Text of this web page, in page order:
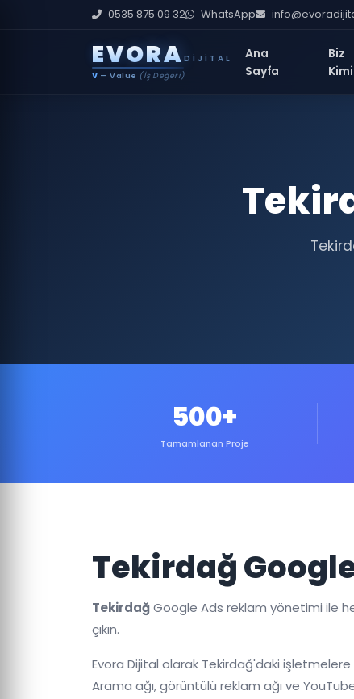
0535 875 09 32 WhatsApp
EVORA DIJITAL
V — Value (İş Değeri)
Ana
Sayfa
Biz
500+
Tamamlanan Proje
Tekirdağ
TekirdağGoogle Ads reklam yönetimi ile
çıkın.
Evora Dijital olarak Tekirdağ'daki
Arama ağı, görüntülü reklam ağı ve